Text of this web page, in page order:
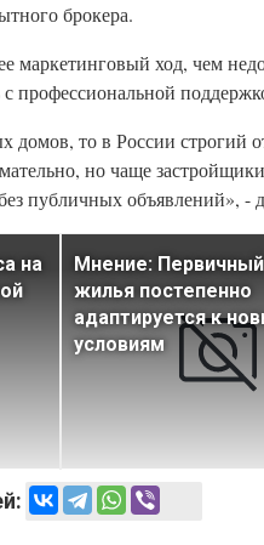
брокера.
маркетинговый ход, чем
профессиональной
домов, то в России строгий
но чаще
публичных объявлений», -
на
Мнение:
жилья постепенно
адаптируется к
условиям